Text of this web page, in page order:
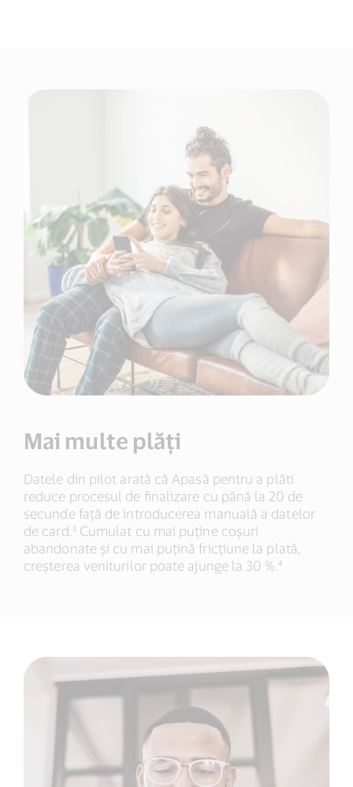
Mai multe plăți
Datele din pilot arată că Apasă pentru a plăti
reduce procesul de finalizare cu până la 20 de
secunde față de introducerea manuală a datelor
de card.³ Cumulat cu mai puține coșuri
abandonate și cu mai puțină fricțiune la plată,
creșterea veniturilor poate ajunge la 30 %.⁴